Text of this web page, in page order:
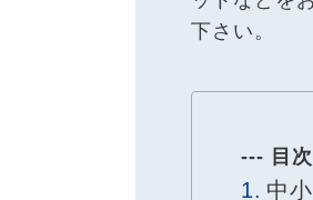
下さい。
--- 目
中